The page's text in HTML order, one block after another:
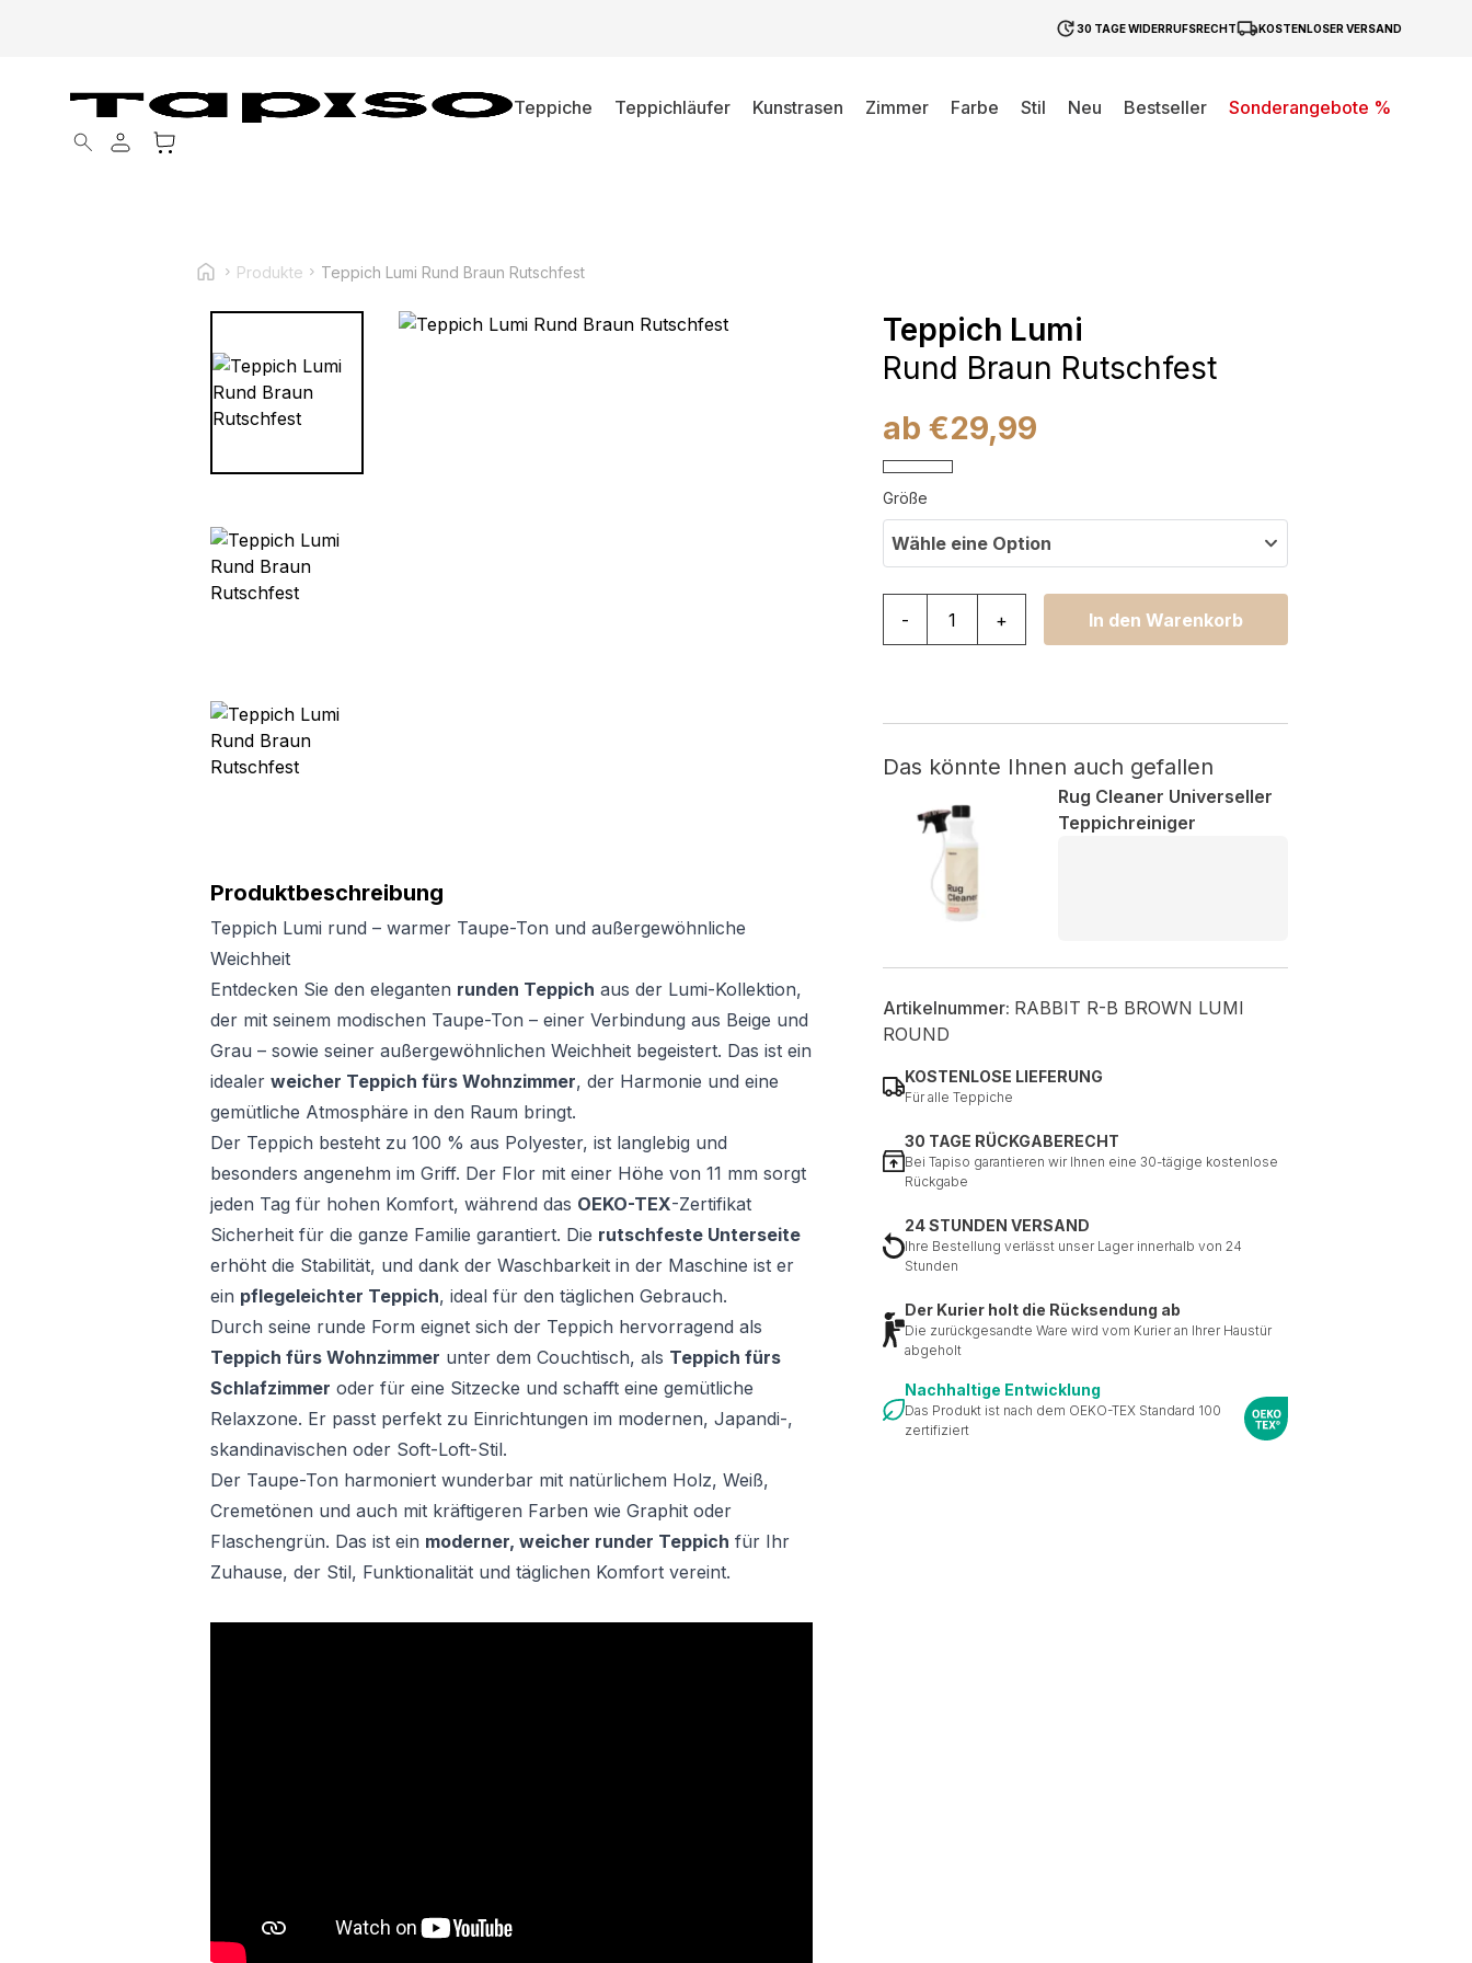
30 TAGE WIDERRUFSRECHT KOSTENLOSER VERSAND
Teppiche Teppichläufer Kunstrasen Zimmer Farbe Stil Neu Bestseller
Sonderangebote %
Products search
Produkte Teppich Lumi Rund Braun Rutschfest
Produktbeschreibung
Teppich Lumi rund – warmer Taupe-Ton und außergewöhnliche
Weichheit
Entdecken Sie den eleganten runden Teppich aus der Lumi-Kollektion,
der mit seinem modischen Taupe-Ton – einer Verbindung aus Beige und
Grau – sowie seiner außergewöhnlichen Weichheit begeistert. Das ist ein
idealer weicher Teppich fürs Wohnzimmer, der Harmonie und eine
gemütliche Atmosphäre in den Raum bringt.
Der Teppich besteht zu 100 % aus Polyester, ist langlebig und
besonders angenehm im Griff. Der Flor mit einer Höhe von 11 mm sorgt
jeden Tag für hohen Komfort, während das OEKO-TEX-Zertifikat
Sicherheit für die ganze Familie garantiert. Die rutschfeste Unterseite
erhöht die Stabilität, und dank der Waschbarkeit in der Maschine ist er
ein pflegeleichter Teppich, ideal für den täglichen Gebrauch.
Durch seine runde Form eignet sich der Teppich hervorragend als
Teppich fürs Wohnzimmer unter dem Couchtisch, als Teppich fürs
Schlafzimmer oder für eine Sitzecke und schafft eine gemütliche
Relaxzone. Er passt perfekt zu Einrichtungen im modernen, Japandi-,
skandinavischen oder Soft-Loft-Stil.
Der Taupe-Ton harmoniert wunderbar mit natürlichem Holz, Weiß,
Cremetönen und auch mit kräftigeren Farben wie Graphit oder
Flaschengrün. Das ist ein moderner, weicher runder Teppich für Ihr
Zuhause, der Stil, Funktionalität und täglichen Komfort vereint.
Teppich Lumi
Rund Braun Rutschfest
ab €29,99
Größe
Wähle eine Option
- + In den Warenkorb
Das könnte Ihnen auch gefallen
Rug Cleaner Universeller
Teppichreiniger
Artikelnummer: RABBIT R-B BROWN LUMI
ROUND
KOSTENLOSE LIEFERUNG
Für alle Teppiche
30 TAGE RÜCKGABERECHT
Bei Tapiso garantieren wir Ihnen eine 30-tägige kostenlose
Rückgabe
24 STUNDEN VERSAND
Ihre Bestellung verlässt unser Lager innerhalb von 24
Stunden
Der Kurier holt die Rücksendung ab
Die zurückgesandte Ware wird vom Kurier an Ihrer Haustür
abgeholt
Nachhaltige Entwicklung
Das Produkt ist nach dem OEKO-TEX Standard 100
zertifiziert